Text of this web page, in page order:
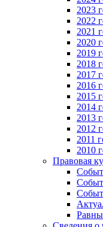
2023
2022
2021
2020
2019
2018
2017
2016
2015
2014
2013
2012
2011
2010
Правовая